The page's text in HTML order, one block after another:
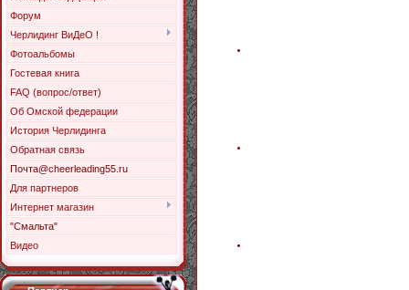
Форум
Черлидинг ВиДеО !
Фотоальбомы
Гостевая книга
FAQ (вопрос/ответ)
Об Омской федерации
История Черлидинга
Обратная связь
Почта@cheerleading55.ru
Для партнеров
Интернет магазин
"Смальта"
Видео